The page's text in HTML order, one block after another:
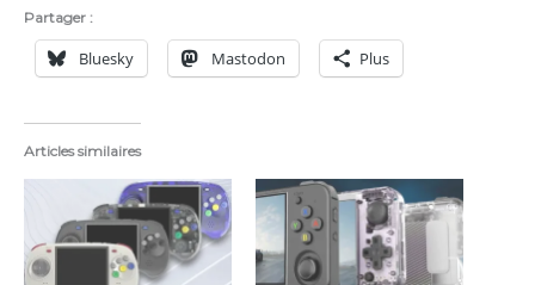
Partager :
Bluesky Mastodon Plus
Articles similaires